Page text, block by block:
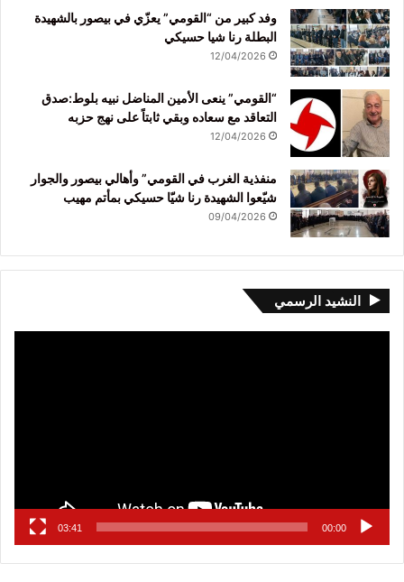
وفد كبير من “القومي” يعزّي في بيصور بالشهيدة
البطلة رنا شيا حسيكي
12/04/2026
“القومي” ينعى الأمين المناضل نبيه بلوط:صدق
التعاقد مع سعاده وبقي ثابتاً على نهج حزبه
12/04/2026
منفذية الغرب في القومي” وأهالي بيصور والجوار
شيّعوا الشهيدة رنا شيّا حسيكي بمأتم مهيب
09/04/2026
النشيد الرسمي
00:00
03:41